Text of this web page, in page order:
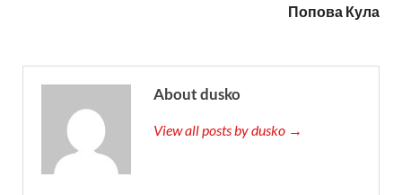
Попова Кула
About dusko
View all posts by dusko →